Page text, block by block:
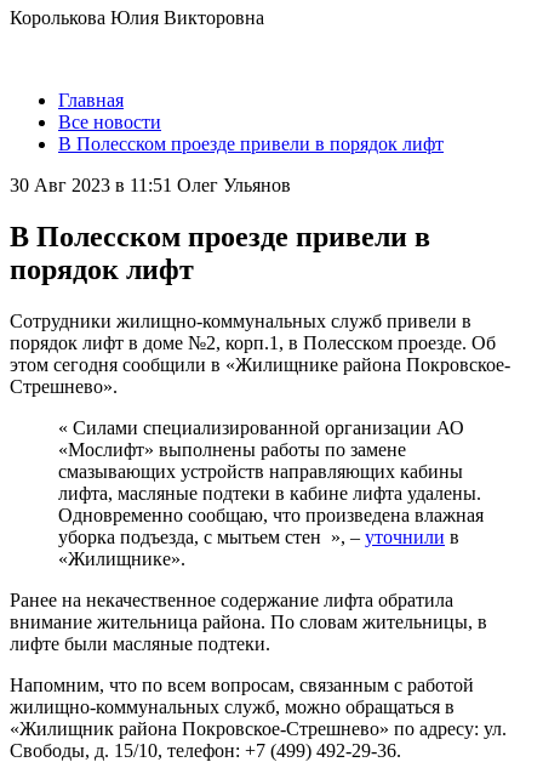
Королькова Юлия Викторовна
Главная
Все новости
В Полесском проезде привели в порядок лифт
30 Авг 2023 в 11:51 Олег Ульянов
В Полесском проезде привели в
порядок лифт
Сотрудники жилищно-коммунальных служб привели в
порядок лифт в доме №2, корп.1, в Полесском проезде. Об
этом сегодня сообщили в «Жилищнике района Покровское-
Стрешнево».
« Силами специализированной организации АО
«Мослифт» выполнены работы по замене
смазывающих устройств направляющих кабины
лифта, масляные подтеки в кабине лифта удалены.
Одновременно сообщаю, что произведена влажная
уборка подъезда, с мытьем стен », – уточнили в
«Жилищнике».
Ранее на некачественное содержание лифта обратила
внимание жительница района. По словам жительницы, в
лифте были масляные подтеки.
Напомним, что по всем вопросам, связанным с работой
жилищно-коммунальных служб, можно обращаться в
«Жилищник района Покровское-Стрешнево» по адресу: ул.
Свободы, д. 15/10​, телефон: +7 (499) 492-29-36.